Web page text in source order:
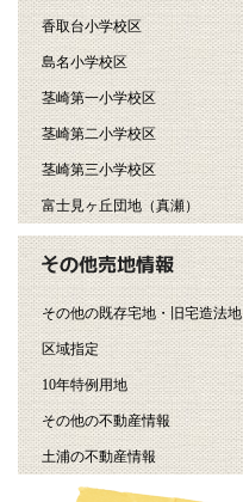
香取台小学校区
島名小学校区
茎崎第一小学校区
茎崎第二小学校区
茎崎第三小学校区
富士見ヶ丘団地（真瀬）
その他の既存宅地・旧宅造法地
区域指定
10年特例用地
その他の不動産情報
土浦の不動産情報